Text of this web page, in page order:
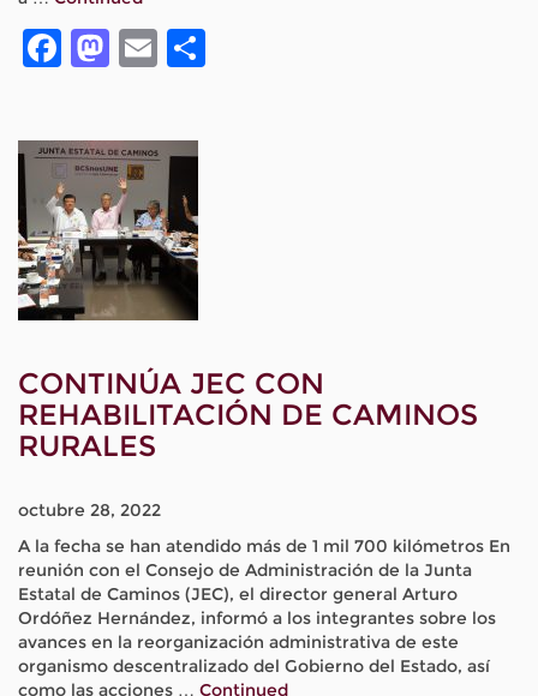
Facebook
Mastodon
Email
CONTINÚA JEC CON
REHABILITACIÓN DE CAMINOS
RURALES
octubre 28, 2022
A la fecha se han atendido más de 1 mil 700 kilómetros En
reunión con el Consejo de Administración de la Junta
Estatal de Caminos (JEC), el director general Arturo
Ordóñez Hernández, informó a los integrantes sobre los
avances en la reorganización administrativa de este
organismo descentralizado del Gobierno del Estado, así
como las acciones … Continued